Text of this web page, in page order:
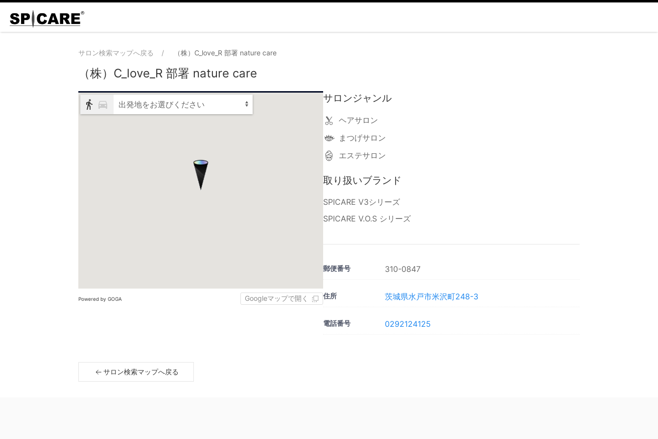
サロン検索マップへ戻る （株）C_love_R 部署 nature care
（株）C_love_R 部署 nature care
出発地をお選びください
Powered by GOGA Googleマップで開く
サロンジャンル
ヘアサロン
まつげサロン
エステサロン
取り扱いブランド
SPICARE V3シリーズ
SPICARE V.O.S シリーズ
郵便番号 310-0847
住所 茨城県水戸市米沢町248-3
電話番号 0292124125
サロン検索マップへ戻る